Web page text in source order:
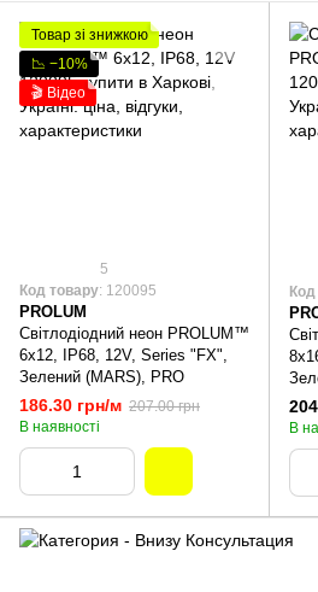
Товар зі знижкою
📉 −10%
🎬 Відео
5
Код товару: 120095
PROLUM
Світлодіодний неон PROLUM™
6x12, IP68, 12V, Series "FX",
Зелений (MARS), PRO
186.30 грн/м 207.00 грн
В наявності
В